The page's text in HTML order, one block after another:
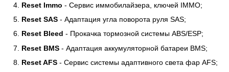
Reset Immo - Сервис иммобилайзера, ключей IMMO;
Reset SAS - Адаптация угла поворота руля SAS;
Reset Bleed - Прокачка тормозной системы ABS/ESP;
Reset BMS - Адаптация аккумуляторной батареи BMS;
Reset AFS - Сервис системы адаптивного света фар AFS;